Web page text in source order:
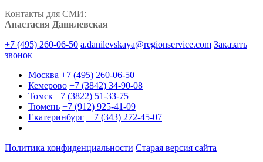
Контакты для СМИ:
Анастасия Данилевская
+7 (495) 260-06-50 a.danilevskaya@regionservice.com Заказать
звонок
Москва +7 (495) 260-06-50
Кемерово +7 (3842) 34-90-08
Томск +7 (3822) 51-33-75
Тюмень +7 (912) 925-41-09
Екатеринбург + 7 (343) 272-45-07
Политика конфиденциальности Старая версия сайта